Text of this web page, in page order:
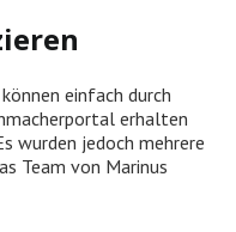
einfach durch
erhalten
wurden jedoch mehrere
Team von Marinus